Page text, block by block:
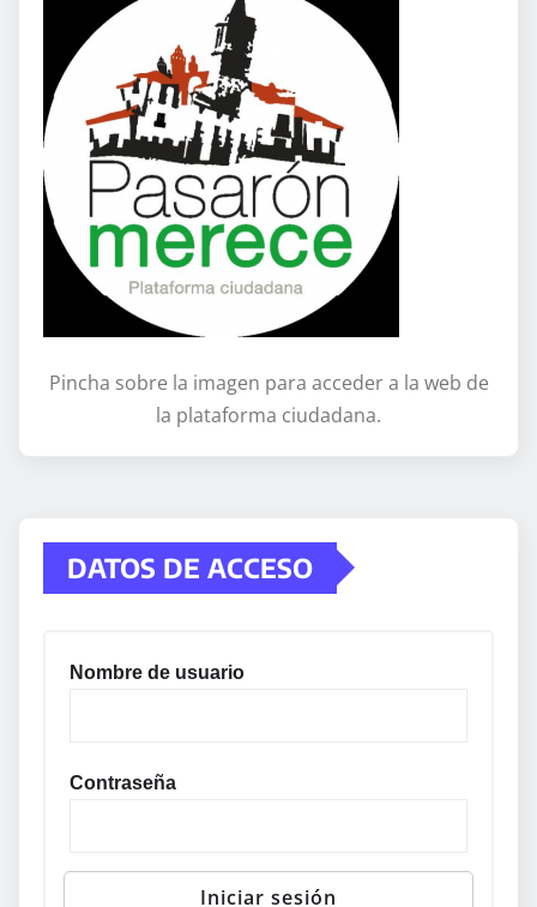
Pincha sobre la imagen para acceder a la web de
la plataforma ciudadana.
DATOS DE ACCESO
Nombre de usuario
Contraseña